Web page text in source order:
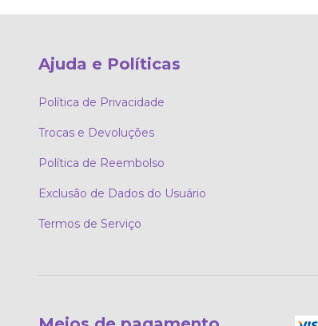
Ajuda e Políticas
Política de Privacidade
Trocas e Devoluções
Política de Reembolso
Exclusão de Dados do Usuário
Termos de Serviço